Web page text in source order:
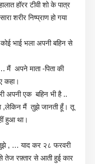
हॉरर टीवी शो के पात्र
शरीर निष्प्राण हो गया
भाई भला अपनी बहिन से
मैं अपने माता -पिता की
कहा।
अपनी एक बहिन भी है ..
मैं तुझे जानती हूँ। तू
हुआ था।
, … याद कर २८ फरवरी
तेज रफ़्तार से आती हुई कार